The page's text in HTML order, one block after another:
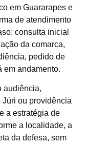
em Guararapes e
de atendimento
consulta inicial
da comarca,
pedido de
em andamento.
audiência,
Júri ou providência
a estratégia de
a localidade, a
da defesa, sem